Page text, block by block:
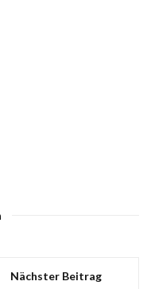
Nächster Beitrag